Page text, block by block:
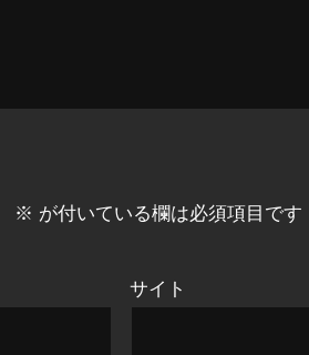
※ が付いている欄は必須項目です
サイト